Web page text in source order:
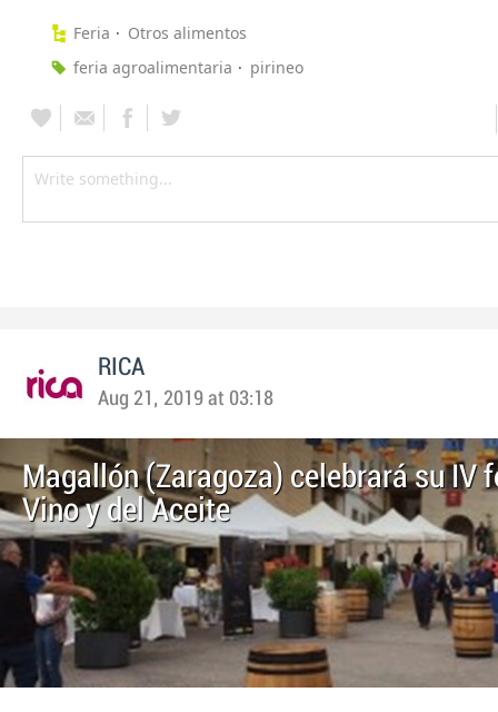
Feria
Otros alimentos
feria agroalimentaria
pirineo
RICA
Aug 21, 2019 at 03:18
Magallón (Zaragoza) celebrará su IV
Vino y del Aceite